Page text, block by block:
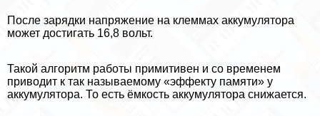
После зарядки напряжение на клеммах аккумулятора
может достигать 16,8 вольт.
Такой алгоритм работы примитивен и со временем
приводит к так называемому «эффекту памяти» у
аккумулятора. То есть ёмкость аккумулятора снижается.